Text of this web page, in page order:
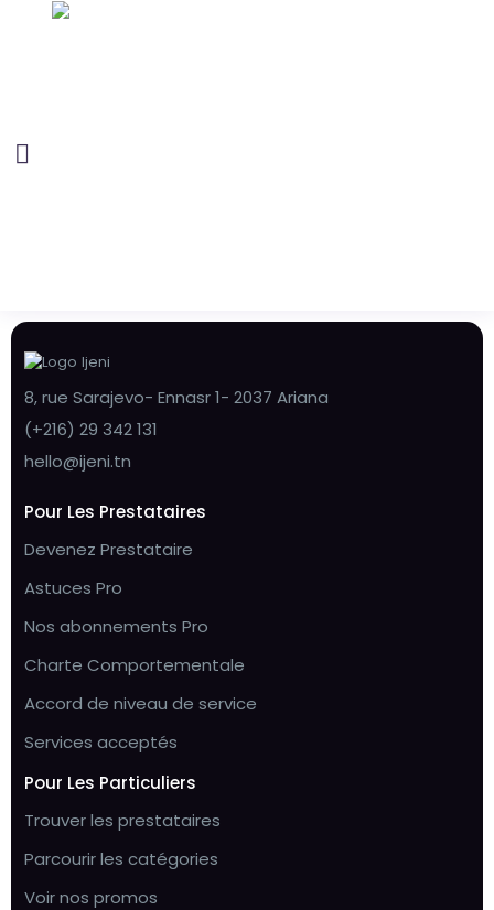
8, rue Sarajevo- Ennasr 1- 2037 Ariana
(+216) 29 342 131
hello@ijeni.tn
Pour Les Prestataires
Devenez Prestataire
Astuces Pro
Nos abonnements Pro
Charte Comportementale
Accord de niveau de service
Services acceptés
Pour Les Particuliers
Trouver les prestataires
Parcourir les catégories
Voir nos promos